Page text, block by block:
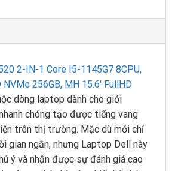
2-IN-1 Core I5-1145G7 8CPU,
NVMe 256GB, MH 15.6′ FullHD
dòng laptop dành cho giới
chóng tạo được tiếng vang
trên thị trường. Mặc dù mới chỉ
gian ngắn, nhưng Laptop Dell này
ý và nhận được sự đánh giá cao